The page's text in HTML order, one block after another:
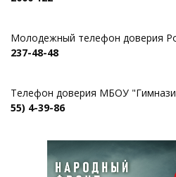
Молодежный телефон доверия
237-48-48
Телефон доверия МБОУ
55) 4-39-86